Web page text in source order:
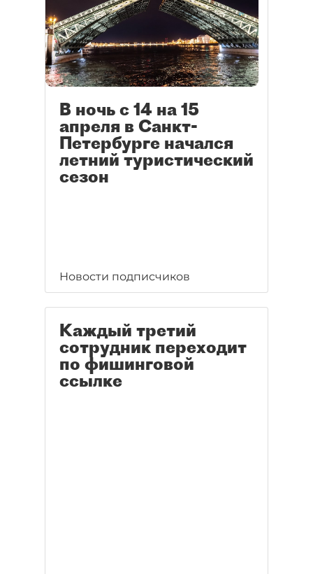
В ночь с 14 на 15
апреля в Санкт-
Петербурге начался
летний туристический
сезон
Новости подписчиков
Каждый третий
сотрудник переходит
по фишинговой
ссылке